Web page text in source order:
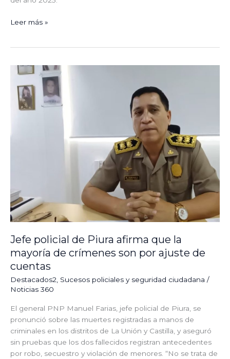
Leer más »
Jefe policial de Piura afirma que la
mayoría de crímenes son por ajuste de
cuentas
Destacados2 ⁠⁠Sucesos policiales y seguridad ciudadana /
Noticias 360
El general PNP Manuel Farias, jefe policial de Piura, se
pronunció sobre las muertes registradas a manos de
criminales en los distritos de La Unión y Castilla, y aseguró
sin pruebas que los dos fallecidos registran antecedentes
por robo, secuestro y violación de menores. “No se trata de
Jefe
de
Piura
la
por
ajuste
de